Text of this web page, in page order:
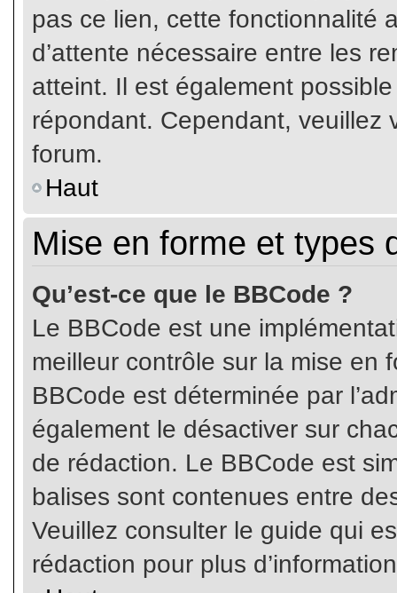
pas ce lien, cette fonctionnalité
d’attente nécessaire entre les
atteint. Il est également
répondant. Cependant, veuillez
forum.
Haut
Mise en forme et types
Qu’est-ce que le BBCode ?
Le BBCode est une
meilleur contrôle sur la mise en
BBCode est déterminée par
également le désactiver sur
de rédaction. Le BBCode est
balises sont contenues entre
Veuillez consulter le guide qui
rédaction pour plus